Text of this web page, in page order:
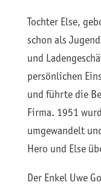
Tochter Else,
schon als
und
persönlichen
und führte die
Firma. 1951
umgewandelt
Hero und Else
Der Enkel Uwe